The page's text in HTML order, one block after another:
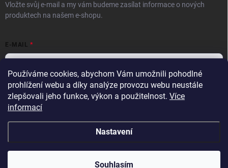
Používáme cookies, abychom Vám umožnili pohodlné
prohlížení webu a díky analýze provozu webu neustále
zlepšovali jeho funkce, výkon a použitelnost. Více
informací
Nastavení
Souhlasím
Vložte svůj e-mail a my vám budeme zasílat informace o nových
produktech na našem e-shopu.
E-MAIL
Vložením e-mailu souhlasíte spodmínkami ochrany osobních údajů
Přihlásit se
papiroverucniky.cz . Všechna práva vyhrazena.